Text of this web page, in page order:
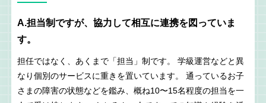
A.担当制ですが、協力して相互に連携を図っていま
す。
担任ではなく、あくまで「担当」制です。 学級運営などと異
なり個別のサービスに重きを置いています。 通っているお子
さまの障害の状態などを鑑み、概ね10〜15名程度の担当を一